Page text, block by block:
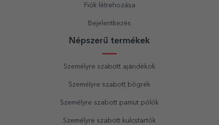
Fiók létrehozása
Bejelentkezés
Népszerű termékek
Személyre szabott ajándékok
Személyre szabott bögrék
Személyre szabott pamut pólók
Személyre szabott kulcstartók